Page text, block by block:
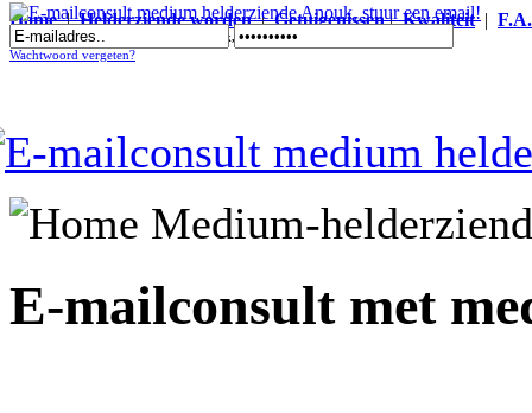
Home|Helderziende worden|Getuigenissen|Kwaliteit|
E-mailconsult medium helderziende Anouk, stuur een email!
Wachtwoord vergeten?
E-mailconsult met